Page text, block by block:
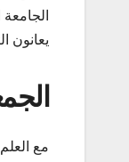
يعانون
مع